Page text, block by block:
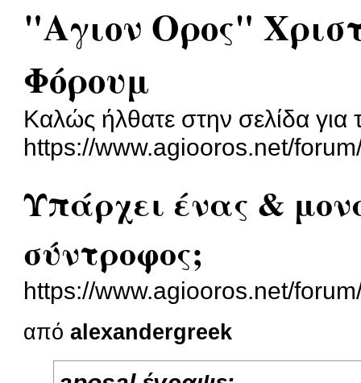
"Αγιον Ορος"
Φόρουμ
Καλώς ήλθατε στην σελίδα για
https://www.agiooros.net/
Υπάρχει ένας &
σύντροφος;
https://www.agiooros.net/
απόalexandergreek